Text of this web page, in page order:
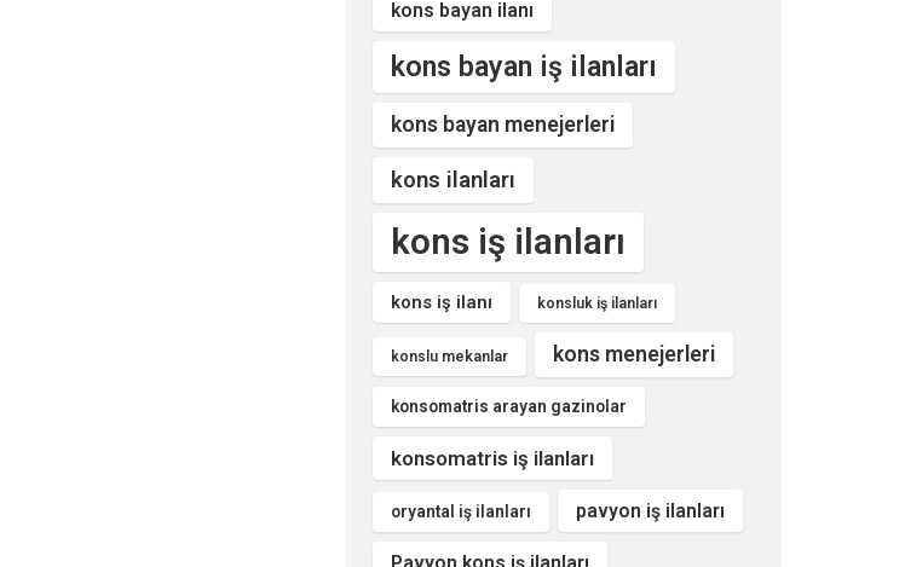
kons bayan ilanı
kons bayan iş ilanları
kons bayan menejerleri
kons ilanları
kons iş ilanları
kons iş ilanı konsluk iş ilanları
konslu mekanlar kons menejerleri
konsomatris arayan gazinolar
konsomatris iş ilanları
oryantal iş ilanları pavyon iş ilanları